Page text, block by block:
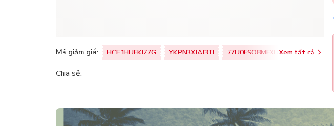
Mã giảm giá: HCE1HUFKIZ7G YKPN3XJAJ3TJ 77U0FSO8MFXU Xem tất cả
Chia sẻ: